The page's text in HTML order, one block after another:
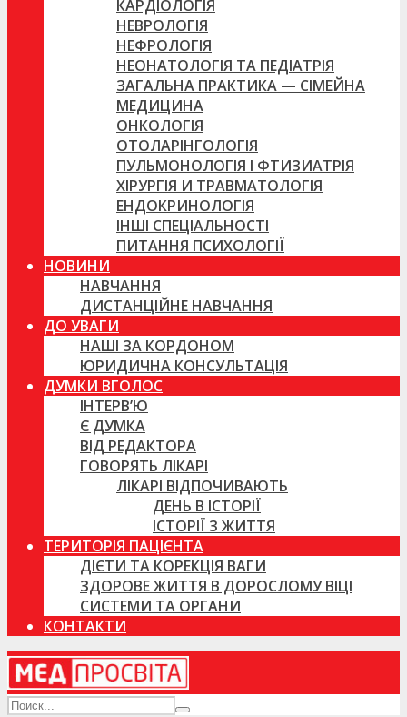
КАРДІОЛОГІЯ
НЕВРОЛОГІЯ
НЕФРОЛОГІЯ
НЕОНАТОЛОГІЯ ТА ПЕДІАТРІЯ
ЗАГАЛЬНА ПРАКТИКА — СІМЕЙНА
МЕДИЦИНА
ОНКОЛОГІЯ
ОТОЛАРІНГОЛОГІЯ
ПУЛЬМОНОЛОГІЯ І ФТИЗИАТРІЯ
ХІРУРГІЯ И ТРАВМАТОЛОГІЯ
ЕНДОКРИНОЛОГІЯ
ІНШІ СПЕЦІАЛЬНОСТІ
ПИТАННЯ ПСИХОЛОГІЇ
НОВИНИ
НАВЧАННЯ
ДИСТАНЦІЙНЕ НАВЧАННЯ
ДО УВАГИ
НАШІ ЗА КОРДОНОМ
ЮРИДИЧНА КОНСУЛЬТАЦІЯ
ДУМКИ ВГОЛОС
ІНТЕРВ’Ю
Є ДУМКА
ВІД РЕДАКТОРА
ГОВОРЯТЬ ЛІКАРІ
ЛІКАРІ ВІДПОЧИВАЮТЬ
ДЕНЬ В ІСТОРІЇ
ІСТОРІЇ З ЖИТТЯ
ТЕРИТОРІЯ ПАЦІЄНТА
ДІЄТИ ТА КОРЕКЦІЯ ВАГИ
ЗДОРОВЕ ЖИТТЯ В ДОРОСЛОМУ ВІЦІ
СИСТЕМИ ТА ОРГАНИ
КОНТАКТИ